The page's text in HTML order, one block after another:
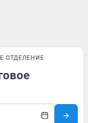
ОТДЕЛЕНИЕ